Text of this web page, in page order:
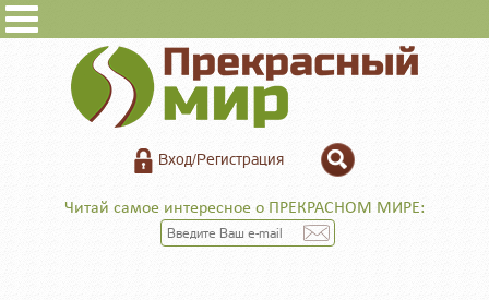
Вход/Регистрация
Читай самое интересное о ПРЕКРАСНОМ МИРЕ: